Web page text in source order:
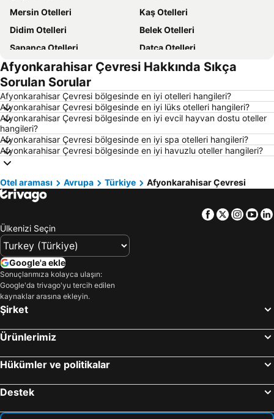
Mersin Otelleri
Kaş Otelleri
Didim Otelleri
Belek Otelleri
Sapanca Otelleri
Datça Otelleri
İstanbul Otelleri
Alaçatı Otelleri
İzmir Otelleri
Bozcaada Otelleri
Manavgat Otelleri
Çanakkale Otelleri
Ölüdeniz Otelleri
Erdek Otelleri
Ege Sahilleri Otelleri
Aydın Çevresi Otelleri
Kapadokya Otelleri
Ege Bölgesi Otelleri
Akdeniz Bölgesi Otelleri
Yunanistan Otelleri
Thassos Island Otelleri
İstanbul Çevresi Otelleri
Maldivler Otelleri
Afyonkarahisar Çevresi Otelleri
Afyonkarahisar Çevresi Hakkında Sıkça
Sorulan Sorular
Afyonkarahisar Çevresi bölgesinde en iyi otelleri hangileri?
Afyonkarahisar Çevresi bölgesinde en iyi lüks otelleri hangileri?
Afyonkarahisar Çevresi bölgesinde en iyi evcil hayvan dostu oteller
hangileri?
Afyonkarahisar Çevresi bölgesinde en iyi spa otelleri hangileri?
Afyonkarahisar Çevresi bölgesinde en iyi havuzlu oteller hangileri?
Otel araması Avrupa Türkiye Afyonkarahisar Çevresi
Facebook
Twitter
Ülkenizi Seçin
Google'a ekle
Sonuçlarımıza kolayca ulaşın:
Google'da trivago'yu tercih edilen
kaynaklar arasına ekleyin.
Şirket
Ürünlerimiz
Hükümler ve politikalar
Destek